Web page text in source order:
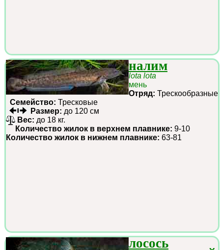
налим
lota lota
мень
Отряд: Трескообразные
Семейство: Тресковые
Размер: до 120 см
Вес: до 18 кг.
Количество жилок в верхнем плавнике: 9-10
Количество жилок в нижнем плавнике: 63-81
лосось